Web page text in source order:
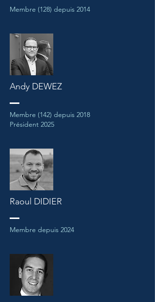
Membre (128) depuis 2014
Andy DEWEZ
Membre (142) depuis 2018
Président 2025
Raoul DIDIER
Membre depuis 2024